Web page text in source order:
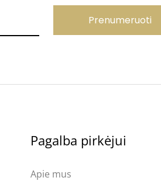
Prenumeruoti
Pagalba pirkėjui
Apie mus